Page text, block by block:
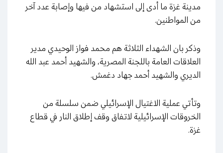
مدينة غزة ما أدى إلى استشهاد من فيها وإصابة عدد آخر
من المواطنين.
وذكر بان الشهداء الثلاثة هم محمد فواز الوحيدي مدير
العلاقات العامة باللجنة المصرية، والشهيد أحمد عبد الله
الديري والشهيد أحمد جهاد دغمش.
وتأتي عملية الاغتيال الإسرائيلي ضمن سلسلة من
الخروقات الإسرائيلية لاتفاق وقف إطلاق النار في قطاع
غزة.